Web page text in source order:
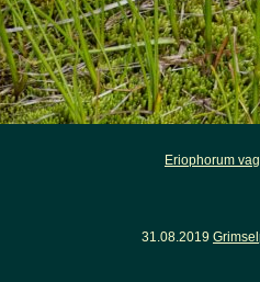
Eriophorum
31.08.2019